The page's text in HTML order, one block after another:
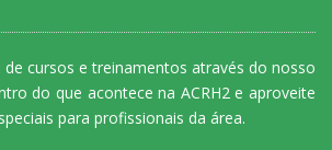
de cursos e treinamentos através do nosso
do que acontece na ACRH2 e aproveite
para profissionais da área.